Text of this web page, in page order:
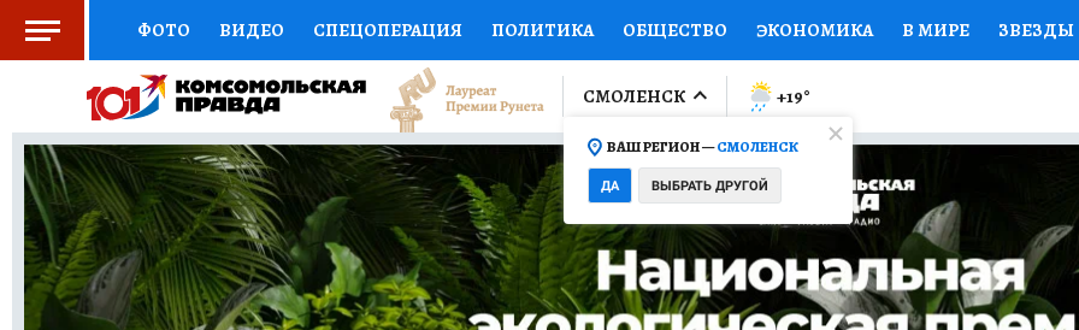
ФОТО ВИДЕО СПЕЦОПЕРАЦИЯ ПОЛИТИКА ОБЩЕСТВО ЭКОНОМИКА В МИРЕ ЗВЕЗДЫ
СОЦПОДДЕРЖКА НАУКА СПОРТ КОЛУМНИСТЫ ПРОИСШЕСТВИЯ
ВЫБОР ЭКСПЕРТОВ ДОКТОР ФИНАНСЫ ОТКРЫВАЕМ МИР Я ЗНАЮ СЕМЬЯ ЖЕНСКИЕ
КНИЖНАЯ ПОЛКА ПРОГНОЗЫ НА СПОРТ ПРОМОКОДЫ СЕРИАЛЫ СПЕЦПРОЕКТЫ
ПРЕСС-ЦЕНТР НЕДВИЖИМОСТЬ ТЕЛЕВИЗОР КОЛЛЕКЦИИ КОНКУРСЫ РАБОТА У НАС
СМОЛЕНСК
ВАШ РЕГИОН —СМОЛЕНСК
ДА ВЫБРАТЬ ДРУГОЙ
+19°